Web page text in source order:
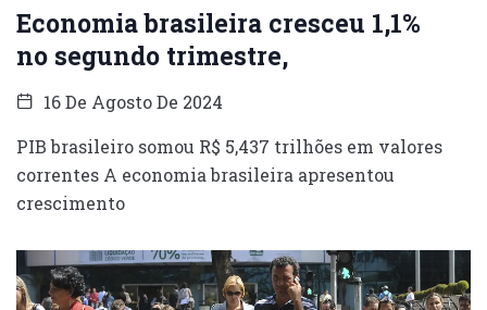
Economia brasileira cresceu 1,1%
no segundo trimestre,
16 De Agosto De 2024
PIB brasileiro somou R$ 5,437 trilhões em valores
correntes A economia brasileira apresentou
crescimento